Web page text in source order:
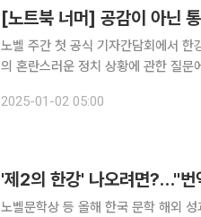
[노트북 너머] 공감이 아닌
노벨 주간 첫 공식 기자간담회에서 한
의 혼란스러운 정치 상황에 관한 질
2025-01-02 05:00
'제2의 한강' 나오려면?…"번
노벨문학상 등 올해 한국 문학 해외